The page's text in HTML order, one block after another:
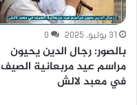
31 يوليو، 2025 0
بالصور: رجال الدين يحيون
مراسم عيد مربعانية الصيف
في معبد لالش